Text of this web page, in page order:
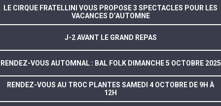
LE CIRQUE FRATELLINI VOUS PROPOSE 3 SPECTACLES POUR LES
VACANCES D’AUTOMNE
J-2 AVANT LE GRAND REPAS
RENDEZ-VOUS AUTOMNAL : BAL FOLK DIMANCHE 5 OCTOBRE 2025
RENDEZ-VOUS AU TROC PLANTES SAMEDI 4 OCTOBRE DE 9H À
12H